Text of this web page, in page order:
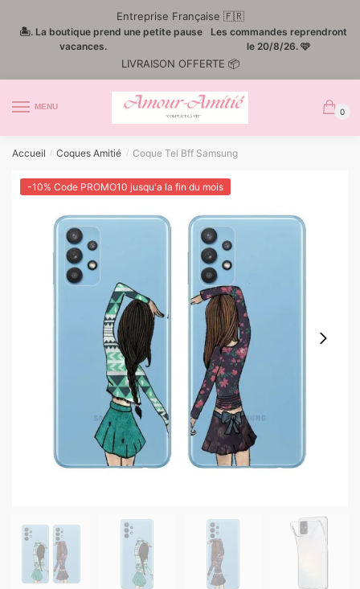
Entreprise Française 🇫🇷
🏝️. La boutique prend une petite pause
vacances.
Les commandes reprendront
le 20/8/26. 🩷
LIVRAISON OFFERTE 📦
MENU
0
Accueil / Coques Amitié / Coque Tel Bff Samsung
-10% Code PROMO10 jusqu'a la fin du mois